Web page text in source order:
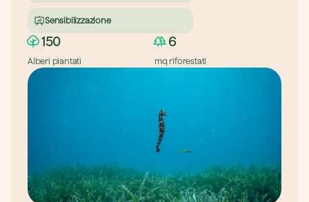
Sensibilizzazione
150
Alberi piantati
6
mq riforestati